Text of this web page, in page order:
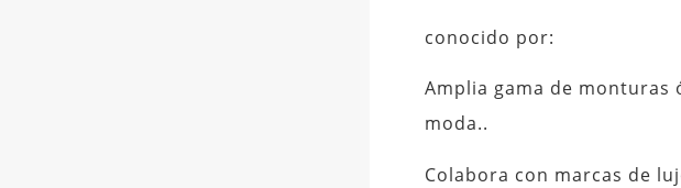
conocido por:
Amplia gama de monturas
moda..
Colabora con marcas de